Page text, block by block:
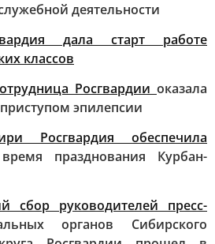
деятельности
дала старт работе
классов
Росгвардии оказала
эпилепсии
Росгвардия обеспечила
празднования Курбан-
сбор руководителей пресс-
органов Сибирского